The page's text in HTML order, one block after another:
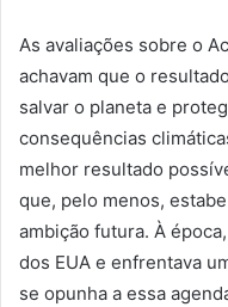
As avaliações sobre o
achavam que o
salvar o planeta e
consequências
melhor resultado
que, pelo menos,
ambição futura. À
dos EUA e enfrentava
se opunha a essa